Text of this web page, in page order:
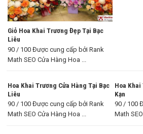
Giỏ Hoa Khai Trương Đẹp Tại Bạc
Liêu
90 / 100 Được cung cấp bởi Rank
Math SEO Cửa Hàng Hoa ...
Hoa Khai Trương Cửa Hàng Tại Bạc
Liêu
90 / 100 Được cung cấp bởi Rank
Math SEO Cửa Hàng Hoa ...
Hoa Khai
Kạn
90 / 100
Math